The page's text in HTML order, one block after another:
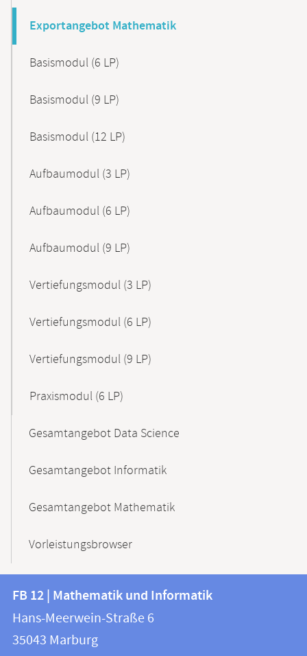
Exportangebot Mathematik
Basismodul (6 LP)
Basismodul (9 LP)
Basismodul (12 LP)
Aufbaumodul (3 LP)
Aufbaumodul (6 LP)
Aufbaumodul (9 LP)
Vertiefungsmodul (3 LP)
Vertiefungsmodul (6 LP)
Vertiefungsmodul (9 LP)
Praxismodul (6 LP)
Gesamtangebot Data Science
Gesamtangebot Informatik
Gesamtangebot Mathematik
Vorleistungsbrowser
Kontakt
und
Informationen
FB
12
|
FB 12 | Mathematik und Informatik
Hans-Meerwein-Straße 6
35043 Marburg